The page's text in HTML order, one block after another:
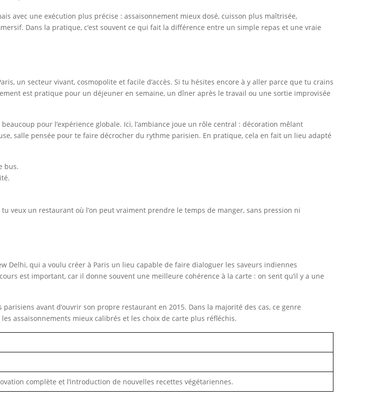
avec une exécution plus précise : assaisonnement mieux dosé, cuisson plus maîtrisée,
Dans la pratique, c’est souvent ce qui fait la différence entre un simple repas et une vraie
un secteur vivant, cosmopolite et facile d’accès. Si tu hésites encore à y aller parce que tu crains
est pratique pour un déjeuner en semaine, un dîner après le travail ou une sortie improvisée
pour l’expérience globale. Ici, l’ambiance joue un rôle central : décoration mêlant
salle pensée pour te faire décrocher du rythme parisien. En pratique, cela en fait un lieu adapté
bus.
veux un restaurant où l’on peut vraiment prendre le temps de manger, sans pression ni
Delhi, qui a voulu créer à Paris un lieu capable de faire dialoguer les saveurs indiennes
est important, car il donne souvent une meilleure cohérence à la carte : on sent qu’il y a une
avant d’ouvrir son propre restaurant en 2015. Dans la majorité des cas, ce genre
assaisonnements mieux calibrés et les choix de carte plus réfléchis.
complète et l’introduction de nouvelles recettes végétariennes.